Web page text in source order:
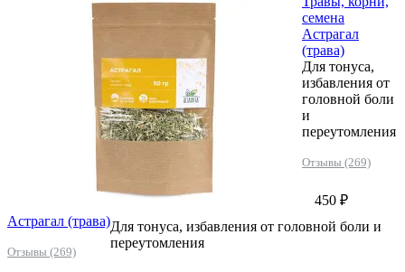
Астрагал (трава)
Отзывы (269)
семена
Астрагал
(трава)
Для тонуса,
избавления от
головной боли
и
переутомления
Отзывы (269)
450 ₽
Для тонуса, избавления от головной боли и
переутомления